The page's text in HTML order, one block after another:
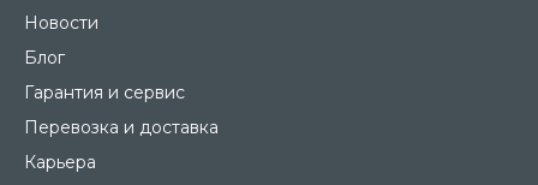
Новости
Блог
Гарантия и сервис
Перевозка и доставка
Карьера